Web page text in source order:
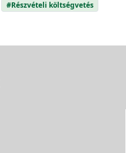
#Részvételi költségvetés